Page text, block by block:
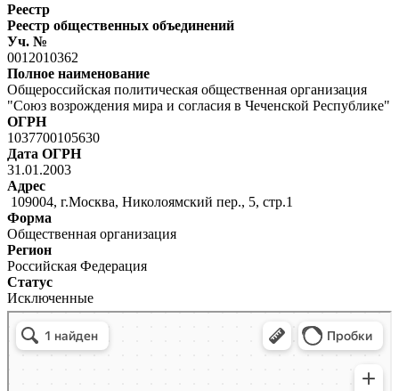
Реестр
Реестр общественных объединений
Уч. №
0012010362
Полное наименование
Общероссийская политическая общественная организация
"Союз возрождения мира и согласия в Чеченской Республике"
ОГРН
1037700105630
Дата ОГРН
31.01.2003
Адрес
109004, г.Москва, Николоямский пер., 5, стр.1
Форма
Общественная организация
Регион
Российская Федерация
Статус
Исключенные